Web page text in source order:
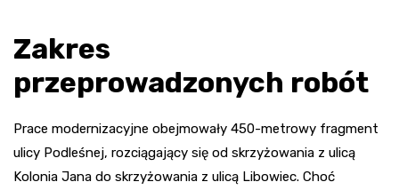
Zakres
przeprowadzonych robót
Prace modernizacyjne obejmowały 450-metrowy fragment
ulicy Podleśnej, rozciągający się od skrzyżowania z ulicą
Kolonia Jana do skrzyżowania z ulicą Libowiec. Choć